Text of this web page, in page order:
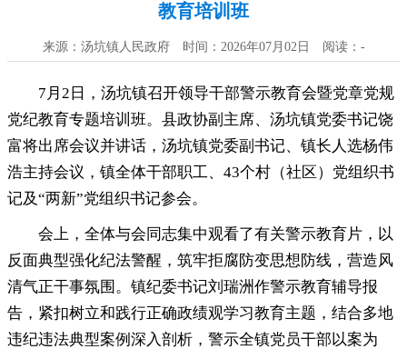
教育培训班
来源：汤坑镇人民政府 时间：2026年07月02日 阅读： -
7月2日 ， 汤坑镇召开领导干部警示教育会暨党章党规
党纪教育专题培训班。县政协副主席、汤坑镇党委书记饶
富将出席会议并讲话 ， 汤坑镇党委副书记、镇长人选杨伟
浩主持会议，镇全体干部职工、43个村（社区）党组织书
记及“两新”党组织书记参会。
会上 ， 全体与会同志集中观看了有关警示教育片，以
反面典型强化纪法警醒 ， 筑牢拒腐防变思想防线，营造风
清气正干事氛围 。 镇纪委书记刘瑞洲作警示教育辅导报
告，紧扣树立和践行正确政绩观学习教育主题 ， 结合多地
违纪违法典型案例深入剖析，警示全镇党员干部以案为